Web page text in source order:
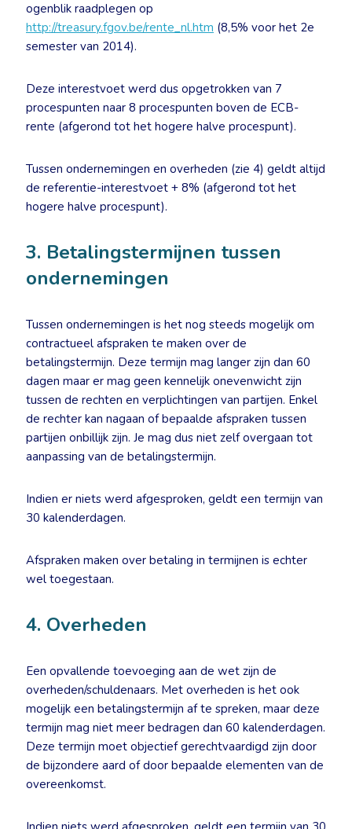
ogenblik raadplegen op
http://treasury.fgov.be/rente_nl.htm (8,5% voor het 2e
semester van 2014).
Deze interestvoet werd dus opgetrokken van 7
procespunten naar 8 procespunten boven de ECB-
rente (afgerond tot het hogere halve procespunt).
Tussen ondernemingen en overheden (zie 4) geldt altijd
de referentie-interestvoet + 8% (afgerond tot het
hogere halve procespunt).
3. Betalingstermijnen tussen
ondernemingen
Tussen ondernemingen is het nog steeds mogelijk om
contractueel afspraken te maken over de
betalingstermijn. Deze termijn mag langer zijn dan 60
dagen maar er mag geen kennelijk onevenwicht zijn
tussen de rechten en verplichtingen van partijen. Enkel
de rechter kan nagaan of bepaalde afspraken tussen
partijen onbillijk zijn. Je mag dus niet zelf overgaan tot
aanpassing van de betalingstermijn.
Indien er niets werd afgesproken, geldt een termijn van
30 kalenderdagen.
Afspraken maken over betaling in termijnen is echter
wel toegestaan.
4. Overheden
Een opvallende toevoeging aan de wet zijn de
overheden/schuldenaars. Met overheden is het ook
mogelijk een betalingstermijn af te spreken, maar deze
termijn mag niet meer bedragen dan 60 kalenderdagen.
Deze termijn moet objectief gerechtvaardigd zijn door
de bijzondere aard of door bepaalde elementen van de
overeenkomst.